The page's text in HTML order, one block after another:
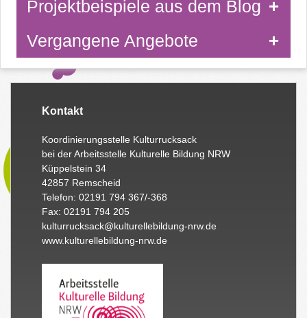
Projektbeispiele aus dem Blog
Vergangene Angebote
Kontakt
Koordinierungsstelle Kulturrucksack
bei der Arbeitsstelle Kulturelle Bildung NRW
Küppelstein 34
42857 Remscheid
Telefon: 02191 794 367/-368
Fax: 02191 794 205
kulturrucksack@kulturellebildung-nrw.de
www.kulturellebildung-nrw.de